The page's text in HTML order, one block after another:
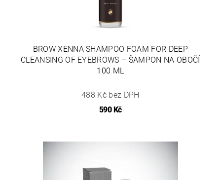
BROW XENNA SHAMPOO FOAM FOR DEEP
CLEANSING OF EYEBROWS – ŠAMPON NA OBOČÍ
100 ML
488 Kč bez DPH
590 Kč